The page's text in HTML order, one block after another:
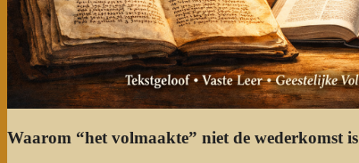
Waarom “het volmaakte” niet de wederkomst is